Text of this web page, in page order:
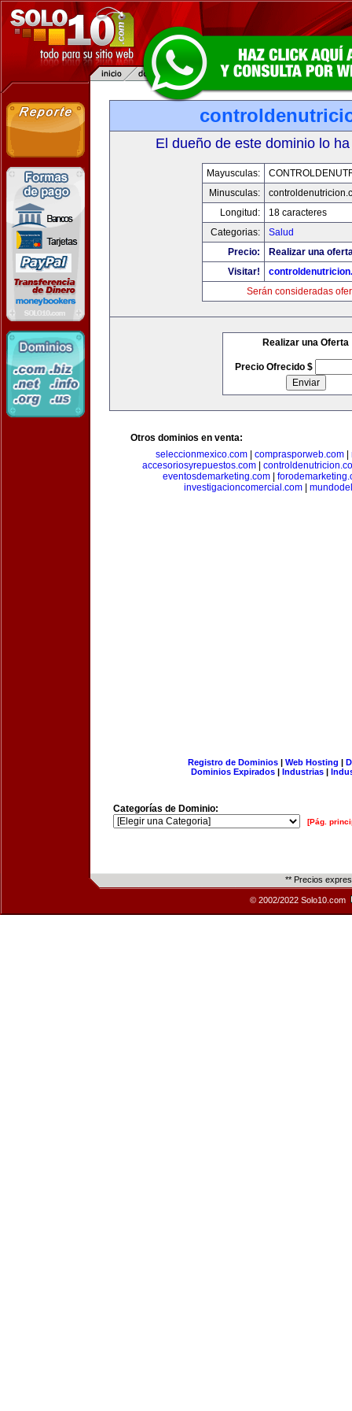
El dueño de este dominio lo
Mayusculas:
Minusculas:
Longitud:
18 caracteres
Categorias:
Salud
Precio:
Realizar una
Visitar!
Serán consideradas
Realizar una Oferta
Precio Ofrecido $
Otros dominios en venta:
seleccionmexico.com| comprasporweb.com|
accesoriosyrepuestos.com
eventosdemarketing.com|
investigacioncomercial.com
Registro de Dominios| Web Hosting |
Dominios Expirados | Industrias |
Categorías de Dominio:
[Pág.
** Precios
© 2002/2022 Solo10.com